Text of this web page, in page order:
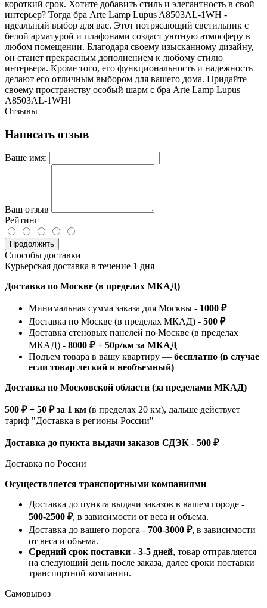
короткий срок. Хотите добавить стиль и элегантность в свой
интерьер? Тогда бра Arte Lamp Lupus A8503AL-1WH -
идеальный выбор для вас. Этот потрясающий светильник с
белой арматурой и плафонами создаст уютную атмосферу в
любом помещении. Благодаря своему изысканному дизайну,
он станет прекрасным дополнением к любому стилю
интерьера. Кроме того, его функциональность и надежность
делают его отличным выбором для вашего дома. Придайте
своему пространству особый шарм с бра Arte Lamp Lupus
A8503AL-1WH!
Отзывы
Написать отзыв
Ваше имя:
Ваш отзыв
Рейтинг
Продолжить
Способы доставки
Курьерская доставка в течение 1 дня
Доставка по Москве (в пределах МКАД)
Минимальная сумма заказа для Москвы - 1000 ₽
Доставка по Москве (в пределах МКАД) - 500 ₽
Доставка стеновых панелей по Москве (в пределах
МКАД) - 8000 ₽ + 50р/км за МКАД
Подъем товара в вашу квартиру — бесплатно (в случае
если товар легкий и необъемный)
Доставка по Московской области (за пределами МКАД)
500 ₽ + 50 ₽ за 1 км (в пределах 20 км), дальше действует
тариф "Доставка в регионы России"
Доставка до пункта выдачи заказов СДЭК - 500 ₽
Доставка по России
Осуществляется транспортными компаниями
Доставка до пункта выдачи заказов в вашем городе -
500-2500 ₽, в зависимости от веса и объема.
Доставка до вашего порога - 700-3000 ₽, в зависимости
от веса и объема.
Средний срок поставки - 3-5 дней, товар отправляется
на следующий день после заказа, далее сроки поставки
транспортной компании.
Самовывоз